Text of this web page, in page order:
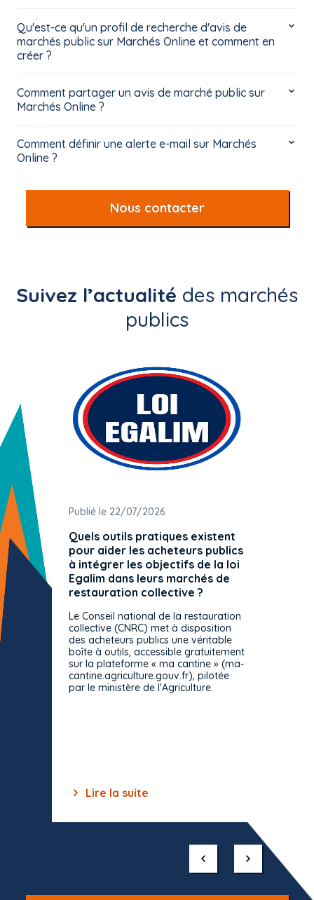
Qu'est-ce qu'un profil de recherche d'avis de
marchés public sur Marchés Online et comment en
créer ?
Comment partager un avis de marché public sur
Marchés Online ?
Comment définir une alerte e-mail sur Marchés
Online ?
Nous contacter
Suivez l’actualité des marchés
publics
Publié le 22/07/2026
Quels outils pratiques existent
pour aider les acheteurs publics
à intégrer les objectifs de la loi
Egalim dans leurs marchés de
restauration collective ?
Le Conseil national de la restauration
collective (CNRC) met à disposition
des acheteurs publics une véritable
boîte à outils, accessible gratuitement
sur la plateforme « ma cantine » (ma-
cantine.agriculture.gouv.fr), pilotée
par le ministère de l'Agriculture.
Lire la suite